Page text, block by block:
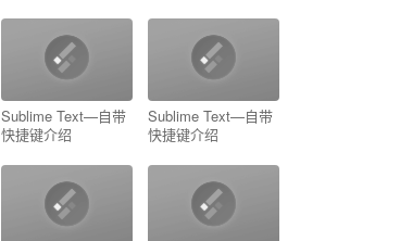
Sublime Text—自带
快捷键介绍
Sublime Text—自带
快捷键介绍